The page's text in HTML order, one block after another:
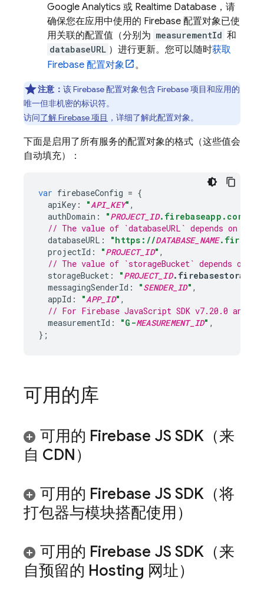
Google Analytics 或 Realtime Database ，请
确保您在应用中使用的 Firebase 配置对象已使
用关联的配置值（分别为 measurementId 和
databaseURL ）进行更新。您可以随时获取
Firebase 配置对象
。
注意： 该 Firebase 配置对象包含 Firebase 项目和应用的
唯一但非机密的标识符。
访问了解 Firebase 项目 ，详细了解此配置对象。
下面是启用了所有服务的配置对象的格式（这些值会
自动填充）：
var firebaseConfig = {
apiKey : "API_KEY" ,
authDomain : "PROJECT_ID.firebaseapp.com"
// The value of `databaseURL` depends on the
databaseURL : "https://DATABASE_NAME
projectId : "PROJECT_ID" ,
// The value of `storageBucket` depends on
storageBucket : "PROJECT_ID
messagingSenderId : "SENDER_ID" ,
appId : "APP_ID" ,
// For Firebase JavaScript SDK v7.20.0 and
measurementId : "G-MEASUREMENT_ID" ,
};
可用的库
可用的 Firebase JS SDK（来
自 CDN）
可用的 Firebase JS SDK（将
打包器与模块搭配使用）
可用的 Firebase JS SDK（来
自预留的 Hosting 网址）